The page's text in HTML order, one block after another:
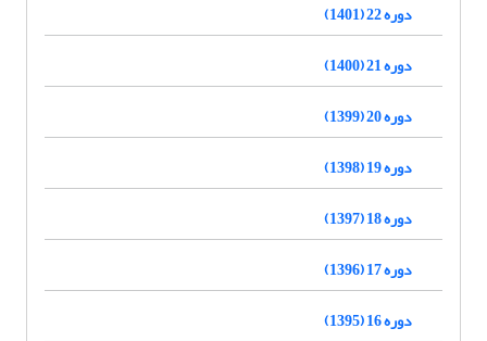
دوره 22 (1401)
دوره 21 (1400)
دوره 20 (1399)
دوره 19 (1398)
دوره 18 (1397)
دوره 17 (1396)
دوره 16 (1395)